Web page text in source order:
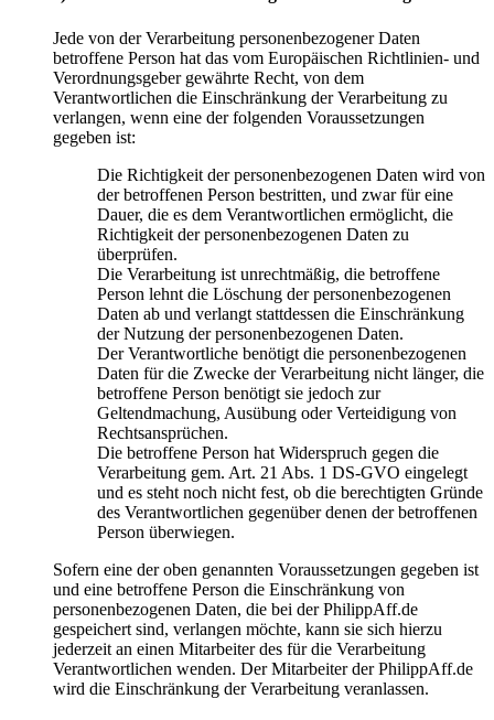
Jede von der Verarbeitung personenbezogener Daten
betroffene Person hat das vom Europäischen Richtlinien- und
Verordnungsgeber gewährte Recht, von dem
Verantwortlichen die Einschränkung der Verarbeitung zu
verlangen, wenn eine der folgenden Voraussetzungen
gegeben ist:
Die Richtigkeit der personenbezogenen Daten wird von
der betroffenen Person bestritten, und zwar für eine
Dauer, die es dem Verantwortlichen ermöglicht, die
Richtigkeit der personenbezogenen Daten zu
überprüfen.
Die Verarbeitung ist unrechtmäßig, die betroffene
Person lehnt die Löschung der personenbezogenen
Daten ab und verlangt stattdessen die Einschränkung
der Nutzung der personenbezogenen Daten.
Der Verantwortliche benötigt die personenbezogenen
Daten für die Zwecke der Verarbeitung nicht länger, die
betroffene Person benötigt sie jedoch zur
Geltendmachung, Ausübung oder Verteidigung von
Rechtsansprüchen.
Die betroffene Person hat Widerspruch gegen die
Verarbeitung gem. Art. 21 Abs. 1 DS-GVO eingelegt
und es steht noch nicht fest, ob die berechtigten Gründe
des Verantwortlichen gegenüber denen der betroffenen
Person überwiegen.
Sofern eine der oben genannten Voraussetzungen gegeben ist
und eine betroffene Person die Einschränkung von
personenbezogenen Daten, die bei der PhilippAff.de
gespeichert sind, verlangen möchte, kann sie sich hierzu
jederzeit an einen Mitarbeiter des für die Verarbeitung
Verantwortlichen wenden. Der Mitarbeiter der PhilippAff.de
wird die Einschränkung der Verarbeitung veranlassen.